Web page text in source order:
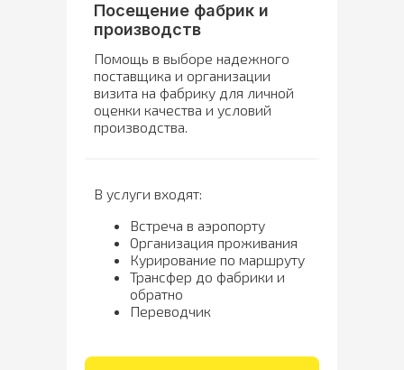
В услуги входят:
Встреча в аэропорту
Организация проживания
Курирование по маршруту
Трансфер до фабрики и
обратно
Переводчик
Помощь в выборе надежного
поставщика и организации
визита на фабрику для личной
оценки качества и условий
производства.
Посещение фабрик и
производств